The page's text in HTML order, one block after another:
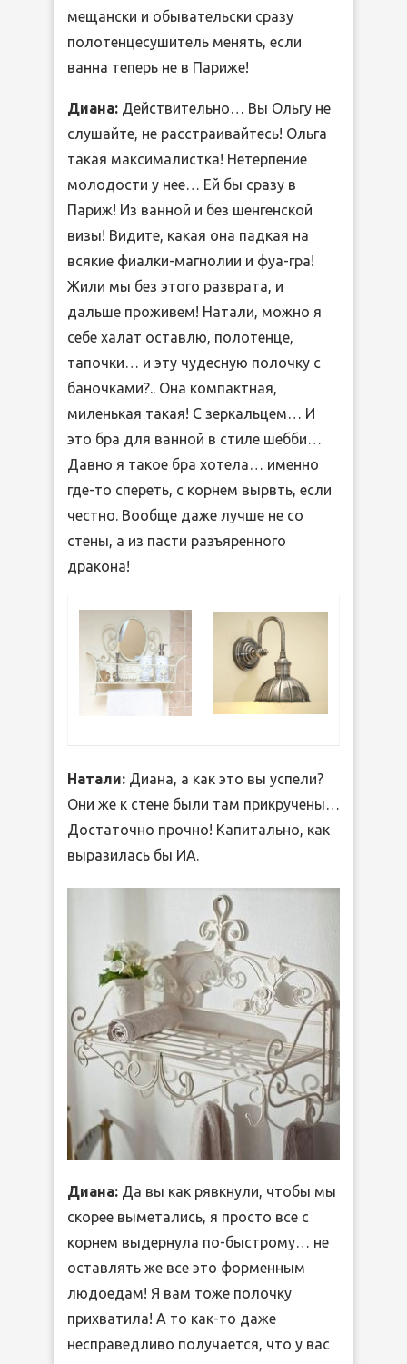
мещански и обывательски сразу
полотенцесушитель менять, если
ванна теперь не в Париже!
Диана: Действительно… Вы Ольгу не
слушайте, не расстраивайтесь! Ольга
такая максималистка! Нетерпение
молодости у нее… Ей бы сразу в
Париж! Из ванной и без шенгенской
визы! Видите, какая она падкая на
всякие фиалки-магнолии и фуа-гра!
Жили мы без этого разврата, и
дальше проживем! Натали, можно я
себе халат оставлю, полотенце,
тапочки… и эту чудесную полочку с
баночками?.. Она компактная,
миленькая такая! С зеркальцем… И
это бра для ванной в стиле шебби…
Давно я такое бра хотела… именно
где-то спереть, с корнем вырвть, если
честно. Вообще даже лучше не со
стены, а из пасти разъяренного
дракона!
Натали: Диана, а как это вы успели?
Они же к стене были там прикручены…
Достаточно прочно! Капитально, как
выразилась бы ИА.
Диана: Да вы как рявкнули, чтобы мы
скорее выметались, я просто все с
корнем выдернула по-быстрому… не
оставлять же все это форменным
людоедам! Я вам тоже полочку
прихватила! А то как-то даже
несправедливо получается, что у вас